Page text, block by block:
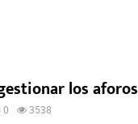
los aforos
0 3538